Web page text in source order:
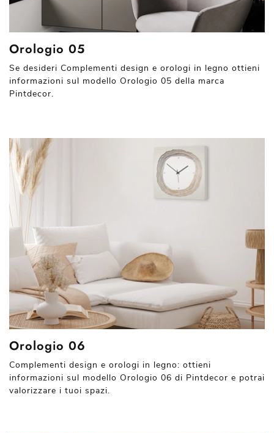
Orologio 05
Se desideri Complementi design e orologi in legno ottieni
informazioni sul modello Orologio 05 della marca
Pintdecor.
Orologio 06
Complementi design e orologi in legno: ottieni
informazioni sul modello Orologio 06 di Pintdecor e potrai
valorizzare i tuoi spazi.